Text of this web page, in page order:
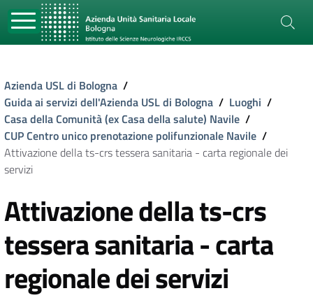
Azienda USL di Bologna /
Guida ai servizi dell'Azienda USL di Bologna / Luoghi /
Casa della Comunità (ex Casa della salute) Navile /
CUP Centro unico prenotazione polifunzionale Navile /
Attivazione della ts-crs tessera sanitaria - carta regionale dei
servizi
Attivazione della ts-crs
tessera sanitaria - carta
regionale dei servizi